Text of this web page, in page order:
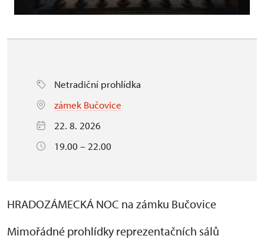
Netradiční prohlídka
zámek Bučovice
22. 8. 2026
19.00 – 22.00
HRADOZÁMECKÁ NOC na zámku Bučovice
Mimořádné prohlídky reprezentačních sálů